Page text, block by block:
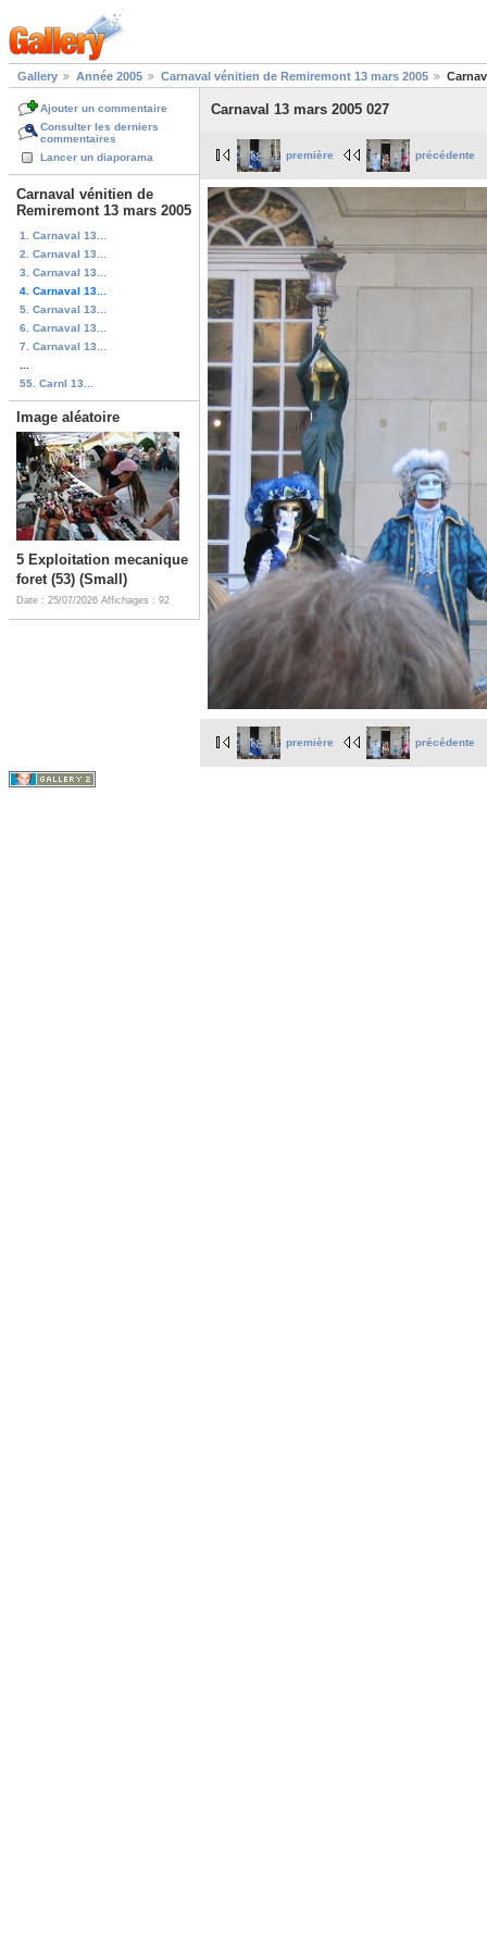
Gallery Année 2005 Carnaval vénitien de Remiremont 13 mars 2005
Ajouter un commentaire
Consulter les derniers
commentaires
Lancer un diaporama
Carnaval vénitien de
Remiremont 13 mars 2005
1. Carnaval 13...
2. Carnaval 13...
3. Carnaval 13...
4. Carnaval 13...
5. Carnaval 13...
6. Carnaval 13...
7. Carnaval 13...
55. Carnl 13...
Image aléatoire
5 Exploitation mecanique
foret (53) (Small)
Date : 25/07/2026 Affichages : 92
Carnaval 13 mars 2005 027
première précédente
première précédente